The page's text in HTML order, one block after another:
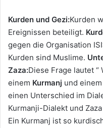
Kurden und Gezi:Kurden
Ereignissen beteiligt.
gegen die Organisation
Kurden sind Muslime.
Zaza:Diese Frage lautet
einem Kurmanj und
einen Unterschied im
Kurmanji-Dialekt und
Ein Kurmanj ist so